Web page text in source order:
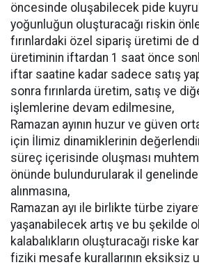
öncesinde oluşabilecek pide
yoğunluğun oluşturacağı riskin
fırınlardaki özel sipariş üretimi de
üretiminin iftardan 1 saat önce
iftar saatine kadar sadece satış
sonra fırınlarda üretim, satış ve
işlemlerine devam edilmesine,
Ramazan ayının huzur ve güven
için İlimiz dinamiklerinin
süreç içerisinde oluşması
önünde bulundurularak il
alınmasına,
Ramazan ayı ile birlikte türbe
yaşanabilecek artış ve bu şekilde
kalabalıkların oluşturacağı riske
fiziki mesafe kurallarının eksiksiz